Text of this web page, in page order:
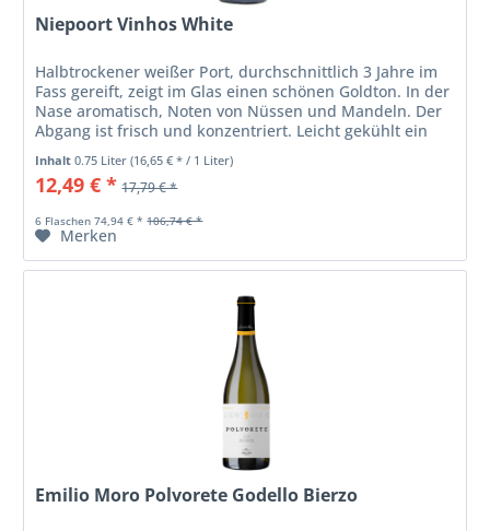
Niepoort Vinhos White
Halbtrockener weißer Port, durchschnittlich 3 Jahre im
Fass gereift, zeigt im Glas einen schönen Goldton. In der
Nase aromatisch, Noten von Nüssen und Mandeln. Der
Abgang ist frisch und konzentriert. Leicht gekühlt ein
belebender...
Inhalt0.75 Liter(16,65 € * / 1 Liter)
12,49 € * 17,79 € *
6 Flaschen 74,94 € * 106,74 € *
Merken
Emilio Moro Polvorete Godello Bierzo